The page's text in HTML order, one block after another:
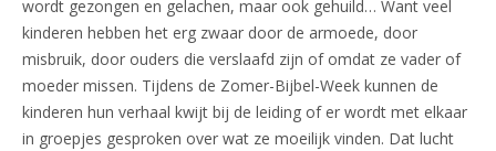
wordt gezongen en gelachen, maar ook gehuild… Want veel
kinderen hebben het erg zwaar door de armoede, door
misbruik, door ouders die verslaafd zijn of omdat ze vader of
moeder missen. Tijdens de Zomer-Bijbel-Week kunnen de
kinderen hun verhaal kwijt bij de leiding of er wordt met elkaar
in groepjes gesproken over wat ze moeilijk vinden. Dat lucht